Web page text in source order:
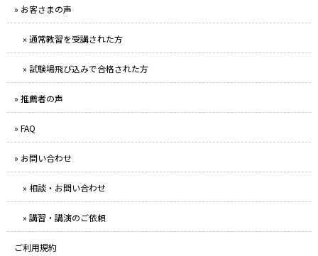
» お客さまの声
» 通常教習を受講された方
» 試験場飛び込みで合格された方
» 推薦者の声
» FAQ
» お問い合わせ
» 相談・お問い合わせ
» 講習・講演のご依頼
ご利用規約